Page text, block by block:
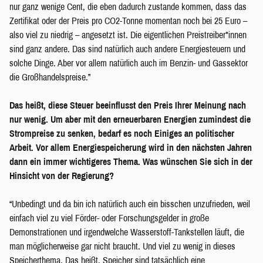
nur ganz wenige Cent, die eben dadurch zustande kommen, dass das
Zertifikat oder der Preis pro CO2-Tonne momentan noch bei 25 Euro –
also viel zu niedrig – angesetzt ist. Die eigentlichen Preistreiber*innen
sind ganz andere. Das sind natürlich auch andere Energiesteuern und
solche Dinge. Aber vor allem natürlich auch im Benzin- und Gassektor
die Großhandelspreise.”
Das heißt, diese Steuer beeinflusst den Preis Ihrer Meinung nach
nur wenig. Um aber mit den erneuerbaren Energien zumindest die
Strompreise zu senken, bedarf es noch Einiges an politischer
Arbeit. Vor allem Energiespeicherung wird in den nächsten Jahren
dann ein immer wichtigeres Thema. Was wünschen Sie sich in der
Hinsicht von der Regierung?
“Unbedingt und da bin ich natürlich auch ein bisschen unzufrieden, weil
einfach viel zu viel Förder- oder Forschungsgelder in große
Demonstrationen und irgendwelche Wasserstoff-Tankstellen läuft, die
man möglicherweise gar nicht braucht. Und viel zu wenig in dieses
Speicherthema. Das heißt, Speicher sind tatsächlich eine